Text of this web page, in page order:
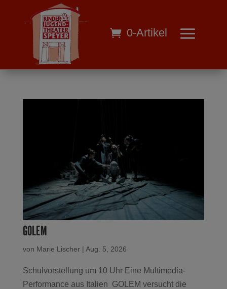
0-Artikel
GOLEM
von Marie Lischer| Aug. 5, 2026
Schulvorstellung um 10 Uhr Eine Multimedia-
Performance aus Italien GOLEM versucht die